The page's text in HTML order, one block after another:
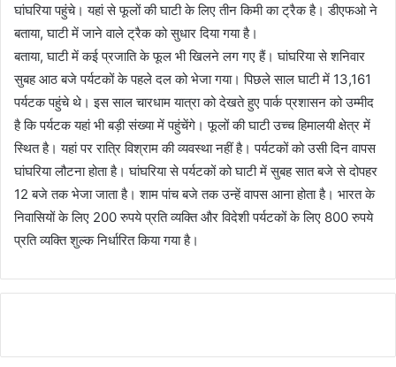
घांघरिया पहुंचे। यहां से फूलों की घाटी के लिए तीन किमी का ट्रैक है। डीएफओ ने
बताया, घाटी में जाने वाले ट्रैक को सुधार दिया गया है।
बताया, घाटी में कई प्रजाति के फूल भी खिलने लग गए हैं। घांघरिया से शनिवार
सुबह आठ बजे पर्यटकों के पहले दल को भेजा गया। पिछले साल घाटी में 13,161
पर्यटक पहुंचे थे। इस साल चारधाम यात्रा को देखते हुए पार्क प्रशासन को उम्मीद
है कि पर्यटक यहां भी बड़ी संख्या में पहुंचेंगे। फूलों की घाटी उच्च हिमालयी क्षेत्र में
स्थित है। यहां पर रात्रि विश्राम की व्यवस्था नहीं है। पर्यटकों को उसी दिन वापस
घांघरिया लौटना होता है। घांघरिया से पर्यटकों को घाटी में सुबह सात बजे से दोपहर
12 बजे तक भेजा जाता है। शाम पांच बजे तक उन्हें वापस आना होता है। भारत के
निवासियों के लिए 200 रुपये प्रति व्यक्ति और विदेशी पर्यटकों के लिए 800 रुपये
प्रति व्यक्ति शुल्क निर्धारित किया गया है।